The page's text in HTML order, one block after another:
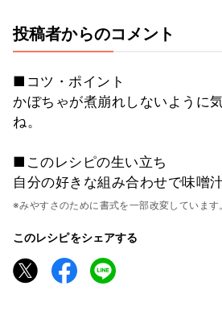
投稿者からのコメント
■コツ・ポイント
かぼちゃが煮崩れしないように
ね。
■このレシピの生い立ち
自分の好きな組み合わせで味噌
※みやすさのために書式を一部改変しています
このレシピをシェアする